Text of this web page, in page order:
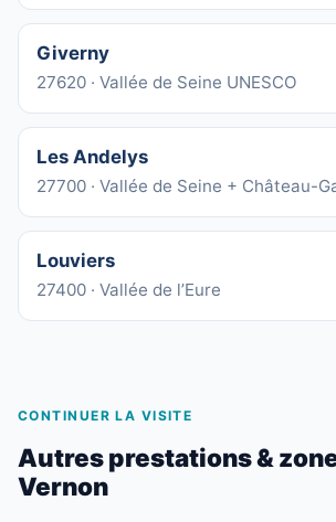
Giverny
27620 · Vallée de Seine UNESCO
Les Andelys
27700 · Vallée de Seine + Château-
Louviers
27400 · Vallée de l’Eure
CONTINUER LA VISITE
Autres prestations &
Vernon